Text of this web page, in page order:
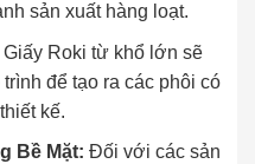
sản xuất hàng loạt.
Giấy Roki từ khổ lớn sẽ
để tạo ra các phôi có
kế.
Bề Mặt: Đối với các sản